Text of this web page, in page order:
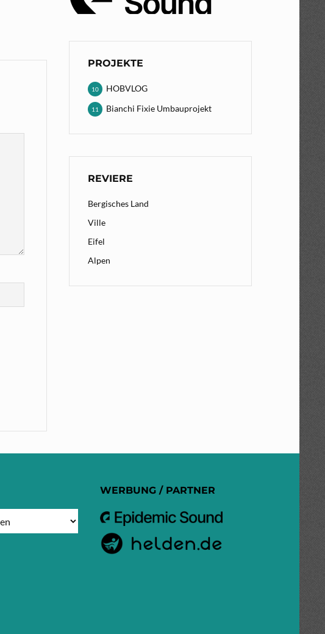
PROJEKTE
HOBVLOG
10
Bianchi Fixie Umbauprojekt
11
REVIERE
Bergisches Land
Ville
Eifel
Alpen
WERBUNG / PARTNER